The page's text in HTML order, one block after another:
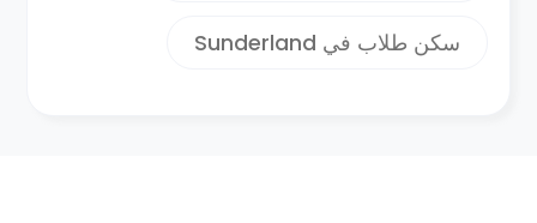
سكن طلاب في Sunderland